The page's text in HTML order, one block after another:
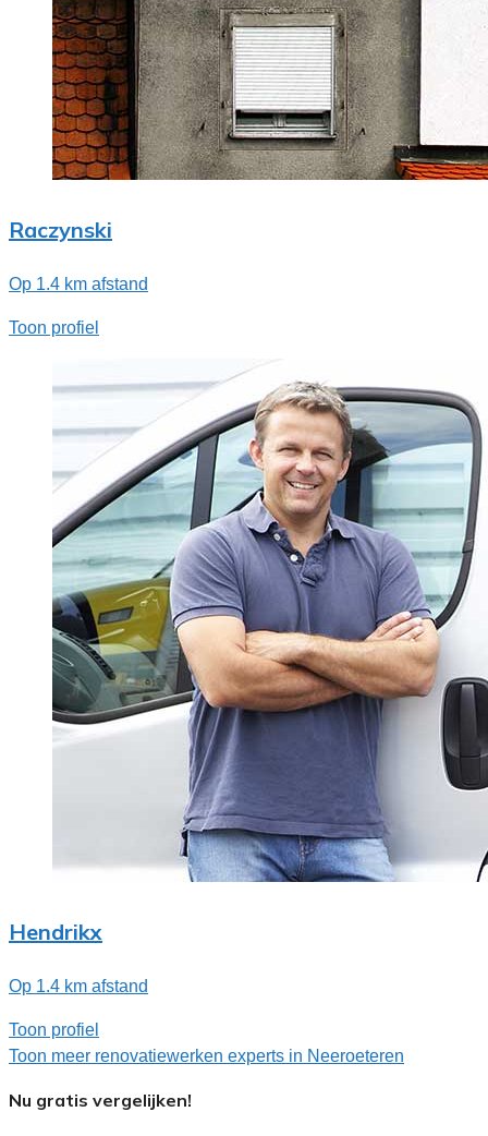
Raczynski
Op 1.4 km afstand
Toon profiel
Hendrikx
Op 1.4 km afstand
Toon profiel
Toon meer renovatiewerken experts in Neeroeteren
Nu gratis vergelijken!